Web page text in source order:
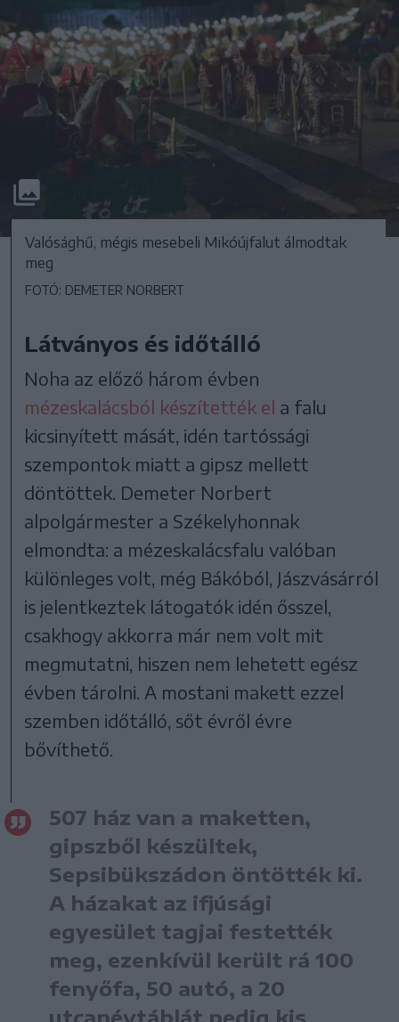
Valósághű, mégis mesebeli Mikóújfalut álmodtak
meg
FOTÓ: DEMETER NORBERT
Látványos és időtálló
Noha az előző három évben
mézeskalácsból készítették el a falu
kicsinyített mását, idén tartóssági
szempontok miatt a gipsz mellett
döntöttek. Demeter Norbert
alpolgármester a Székelyhonnak
elmondta: a mézeskalácsfalu valóban
különleges volt, még Bákóból, Jászvásárról
is jelentkeztek látogatók idén ősszel,
csakhogy akkorra már nem volt mit
megmutatni, hiszen nem lehetett egész
évben tárolni. A mostani makett ezzel
szemben időtálló, sőt évről évre
bővíthető.
507 ház van a maketten,
gipszből készültek,
Sepsibükszádon öntötték ki.
A házakat az ifjúsági
egyesület tagjai festették
meg, ezenkívül került rá 100
fenyőfa, 50 autó, a 20
utcanévtáblát pedig kis